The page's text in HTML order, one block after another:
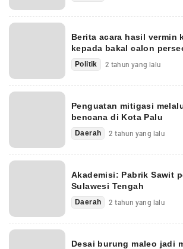
Berita acara hasil vermin
kepada bakal calon
Politik 2 tahun yang lalu
Penguatan mitigasi
bencana di Kota Palu
Daerah 2 tahun yang lalu
Akademisi: Pabrik Sawit
Sulawesi Tengah
Daerah 2 tahun yang lalu
Desai burung maleo jadi